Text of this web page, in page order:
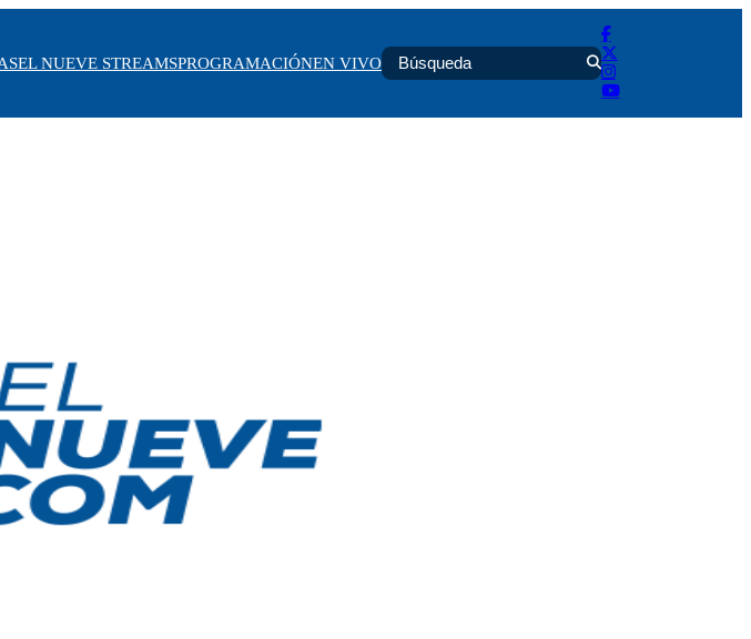
EL NUEVE STREAMSPROGRAMACIÓNEN VIVO